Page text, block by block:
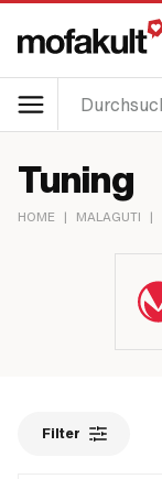
Tuning
HOME | MALAGUTI |
Filter